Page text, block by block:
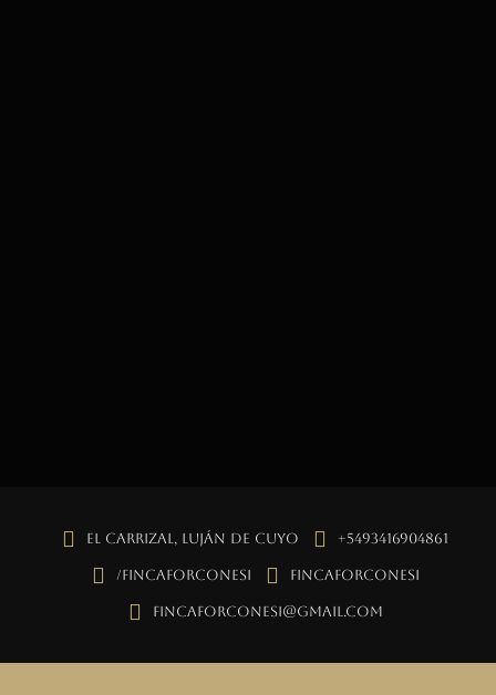
El Carrizal, Luján de Cuyo +5493416904861
/fincaforconesi fincaforconesi
fincaforconesi@gmail.com